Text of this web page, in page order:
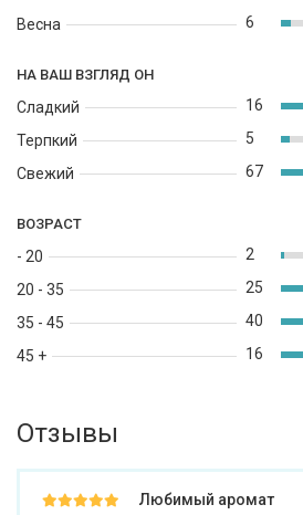
Весна
6
НА ВАШ ВЗГЛЯД ОН
Сладкий
Терпкий
Свежий
16
5
67
ВОЗРАСТ
- 20
20 - 35
35 - 45
45 +
2
25
40
16
Отзывы
Любимый аромат